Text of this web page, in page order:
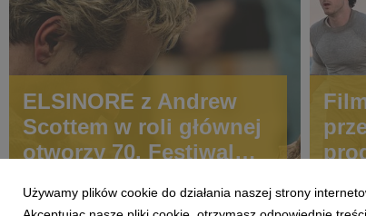
ELSINORE z Andrew
Scottem w roli głównej
otworzy 70. Festiwal
Używamy plików cookie do działania naszej strony